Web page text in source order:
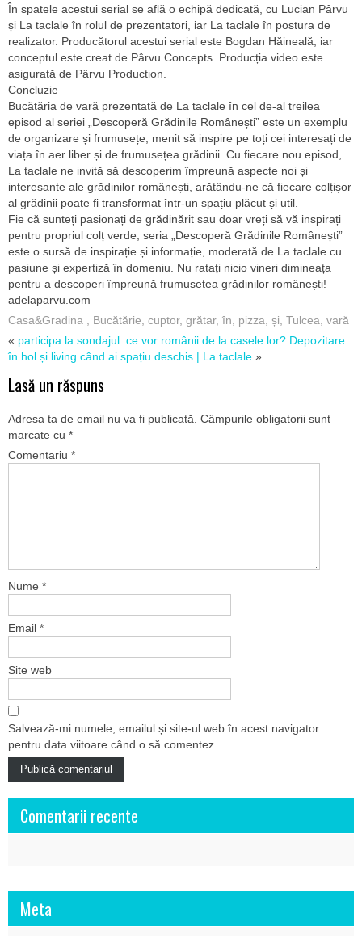
În spatele acestui serial se află o echipă dedicată, cu Lucian Pârvu
și La taclale în rolul de prezentatori, iar La taclale în postura de
realizator. Producătorul acestui serial este Bogdan Hăineală, iar
conceptul este creat de Pârvu Concepts. Producția video este
asigurată de Pârvu Production.
Concluzie
Bucătăria de vară prezentată de La taclale în cel de-al treilea
episod al seriei „Descoperă Grădinile Românești” este un exemplu
de organizare și frumusețe, menit să inspire pe toți cei interesați de
viața în aer liber și de frumusețea grădinii. Cu fiecare nou episod,
La taclale ne invită să descoperim împreună aspecte noi și
interesante ale grădinilor românești, arătându-ne că fiecare colțișor
al grădinii poate fi transformat într-un spațiu plăcut și util.
Fie că sunteți pasionați de grădinărit sau doar vreți să vă inspirați
pentru propriul colț verde, seria „Descoperă Grădinile Românești”
este o sursă de inspirație și informație, moderată de La taclale cu
pasiune și expertiză în domeniu. Nu ratați nicio vineri dimineața
pentru a descoperi împreună frumusețea grădinilor românești!
adelaparvu.com
Casa&Gradina
Bucătărie cuptor, grătar, în pizza și Tulcea vară
« participa la sondajul: ce vor românii de la casele lor? Depozitare
în hol și living când ai spațiu deschis | La taclale »
Lasă un răspuns
Adresa ta de email nu va fi publicată. Câmpurile obligatorii sunt
marcate cu *
Comentariu *
Nume *
Email *
Site web
Salvează-mi numele, emailul și site-ul web în acest navigator
pentru data viitoare când o să comentez.
Comentarii recente
Meta